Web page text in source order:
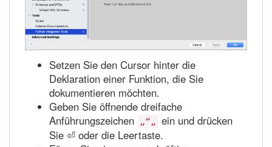
Setzen Sie den Cursor hinter die
Deklaration einer Funktion, die Sie
dokumentieren möchten.
Geben Sie öffnende dreifache
Anführungszeichen
„“„ ein und drücken
Sie ⏎ oder die Leertaste.